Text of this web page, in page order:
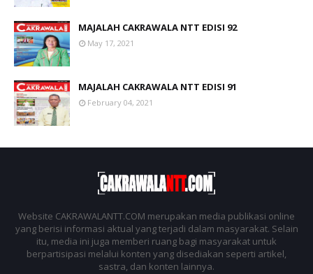
MAJALAH CAKRAWALA NTT EDISI 92
May 17, 2021
MAJALAH CAKRAWALA NTT EDISI 91
February 04, 2021
Website CAKRAWALANTT.COM merupakan media publikasi online
yang berisi informasi aktual yang terjadi dalam masyarakat. Selain
itu, media ini juga memberi ruang bagi masyarakat untuk
berpartisipasi melalui konten yang disediakan seperti artikel,
sastra, dan konten lainnya.